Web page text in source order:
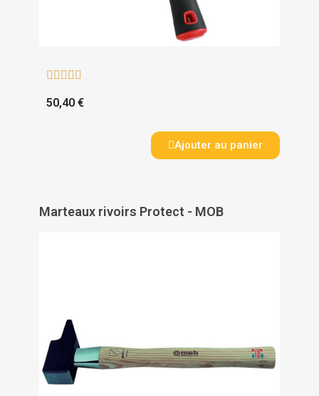
    
50,40 €
Ajouter au panier
Marteaux rivoirs Protect - MOB